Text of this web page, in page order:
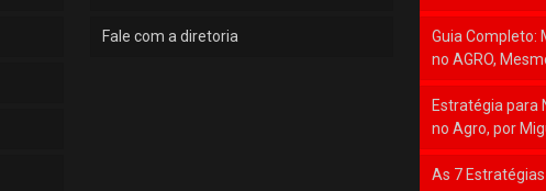
Fale com a diretoria
Guia Completo:
no AGRO,
Estratégia para
no Agro, por
As 7